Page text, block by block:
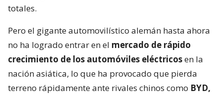
totales.
Pero el gigante automovilístico alemán hasta ahora
no ha logrado entrar en el mercado de rápido
crecimiento de los automóviles eléctricosen la
nación asiática, lo que ha provocado que pierda
terreno rápidamente ante rivales chinos como BYD,